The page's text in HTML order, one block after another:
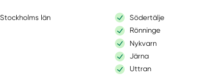
Stockholms län
Södertälje
Rönninge
Nykvarn
Järna
Uttran